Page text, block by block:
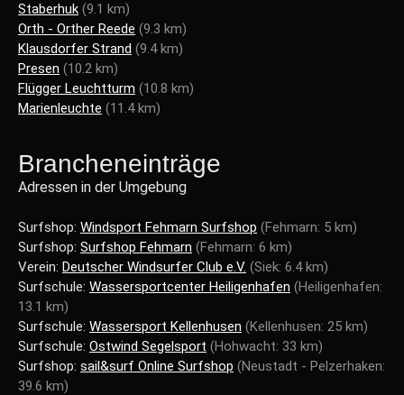
Staberhuk (9.1 km)
Orth - Orther Reede (9.3 km)
Klausdorfer Strand (9.4 km)
Presen (10.2 km)
Flügger Leuchtturm (10.8 km)
Marienleuchte (11.4 km)
Brancheneinträge
Adressen in der Umgebung
Surfshop: Windsport Fehmarn Surfshop (Fehmarn: 5 km)
Surfshop: Surfshop Fehmarn (Fehmarn: 6 km)
Verein: Deutscher Windsurfer Club e.V. (Siek: 6.4 km)
Surfschule: Wassersportcenter Heiligenhafen (Heiligenhafen:
13.1 km)
Surfschule: Wassersport Kellenhusen (Kellenhusen: 25 km)
Surfschule: Ostwind Segelsport (Hohwacht: 33 km)
Surfshop: sail&surf Online Surfshop (Neustadt - Pelzerhaken:
39.6 km)